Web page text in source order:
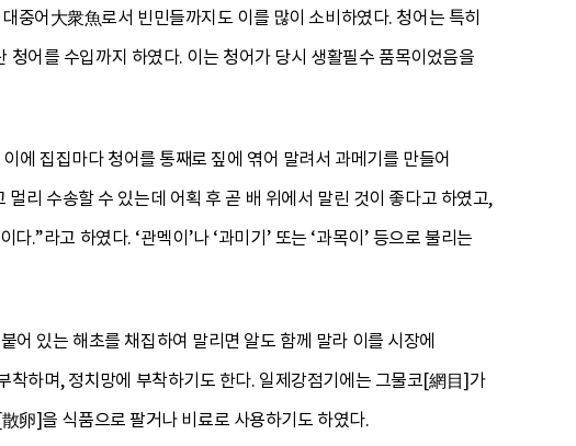
중어大衆魚로서 빈민들까지도 이를 많이 소비하였다. 청어는 특히
어를 수입까지 하였다. 이는 청어가 당시 생활필수 품목이었음을
에 집집마다 청어를 통째로 짚에 엮어 말려서 과메기를 만들어
리 수송할 수 있는데 어획 후 곧 배 위에서 말린 것이 좋다고 하였고,
.”라고 하였다. ‘관멕이’나 ‘과미기’ 또는 ‘과목이’ 등으로 불리는
있는 해초를 채집하여 말리면 알도 함께 말라 이를 시장에
하며, 정치망에 부착하기도 한다. 일제강점기에는 그물코[網目]가
卵]을 식품으로 팔거나 비료로 사용하기도 하였다.